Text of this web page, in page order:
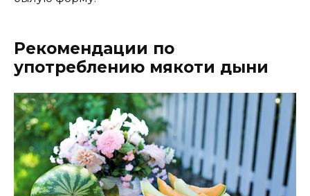
Рекомендации по
употреблению мякоти дыни